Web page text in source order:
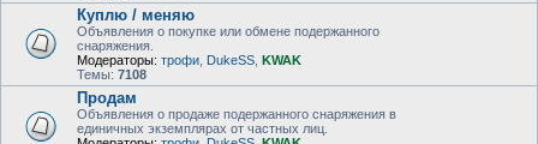
Куплю / меняю
Объявления о покупке или обмене подержанного
снаряжения.
Модераторы: трофи DukeSS KWAK
Темы: 7108
Продам
Объявления о продаже подержанного снаряжения в
единичных экземплярах от частных лиц.